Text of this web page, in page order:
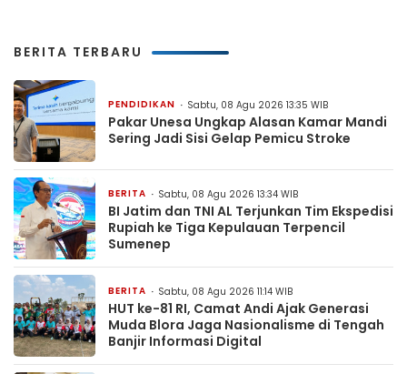
BERITA TERBARU
PENDIDIKAN Sabtu, 08 Agu 2026 13:35 WIB
Pakar Unesa Ungkap Alasan Kamar Mandi
Sering Jadi Sisi Gelap Pemicu Stroke
BERITA Sabtu, 08 Agu 2026 13:34 WIB
BI Jatim dan TNI AL Terjunkan Tim Ekspedisi
Rupiah ke Tiga Kepulauan Terpencil
Sumenep
BERITA Sabtu, 08 Agu 2026 11:14 WIB
HUT ke-81 RI, Camat Andi Ajak Generasi
Muda Blora Jaga Nasionalisme di Tengah
Banjir Informasi Digital